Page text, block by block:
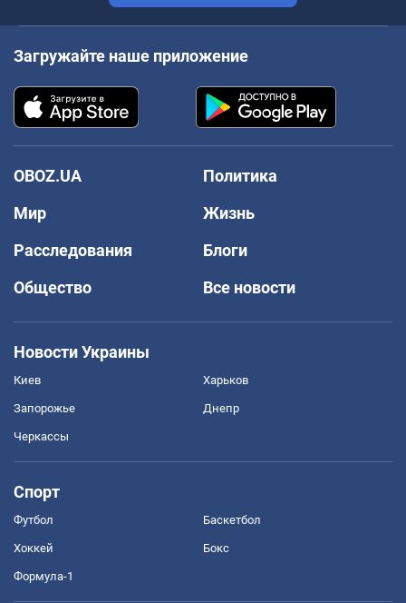
Загружайте наше приложение
OBOZ.UA
Политика
Мир
Жизнь
Расследования
Блоги
Общество
Все новости
Новости Украины
Киев Харьков
Запорожье Днепр
Черкассы
Спорт
Футбол Баскетбол
Хоккей Бокс
Формула-1